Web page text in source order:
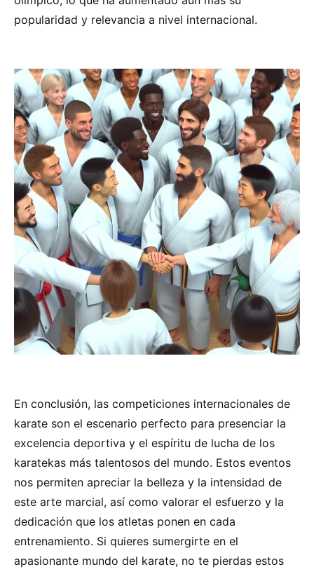
popularidad y relevancia a nivel internacional.
En conclusión, las competiciones internacionales de
karate son el escenario perfecto para presenciar la
excelencia deportiva y el espíritu de lucha de los
karatekas más talentosos del mundo. Estos eventos
nos permiten apreciar la belleza y la intensidad de
este arte marcial, así como valorar el esfuerzo y la
dedicación que los atletas ponen en cada
entrenamiento. Si quieres sumergirte en el
apasionante mundo del karate, no te pierdas estos